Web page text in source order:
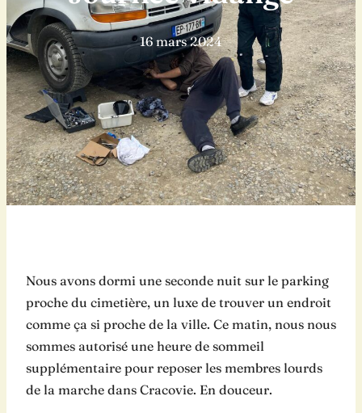
16 mars 2024
Nous avons dormi une seconde nuit sur le parking
proche du cimetière, un luxe de trouver un endroit
comme ça si proche de la ville. Ce matin, nous nous
sommes autorisé une heure de sommeil
supplémentaire pour reposer les membres lourds
de la marche dans Cracovie. En douceur.